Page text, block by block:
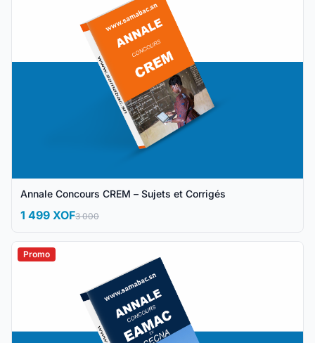
Annale Concours CREM – Sujets et Corrigés
1 499 XOF3 000
Promo